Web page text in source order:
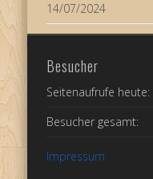
14/07/2024
Besucher
Seitenaufrufe heute:
Besucher gesamt:
Impressum